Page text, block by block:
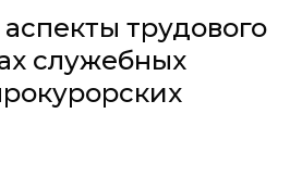
трудового
служебных